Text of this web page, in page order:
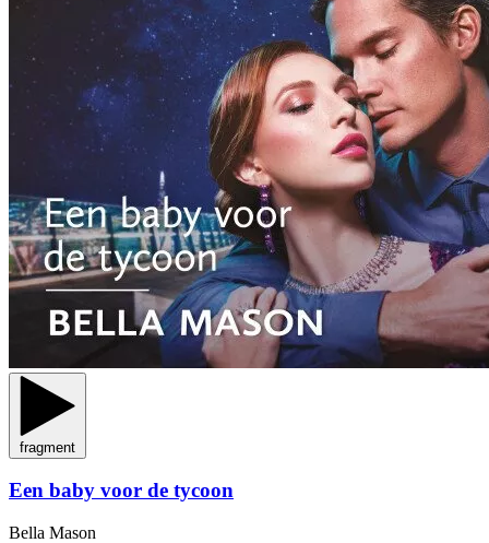
fragment
Een baby voor de tycoon
Bella Mason